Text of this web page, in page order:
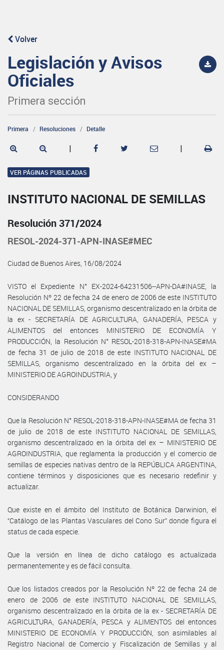
Volver
Legislación y Avisos
Oficiales
Primera sección
Primera Resoluciones Detalle
| |
VER PÁGINAS PUBLICADAS
INSTITUTO NACIONAL DE SEMILLAS
Resolución 371/2024
RESOL-2024-371-APN-INASE#MEC
Ciudad de Buenos Aires, 16/08/2024
VISTO el Expediente N° EX-2024-64231506--APN-DA#INASE, la
Resolución Nº 22 de fecha 24 de enero de 2006 de este INSTITUTO
NACIONAL DE SEMILLAS, organismo descentralizado en la órbita de
la ex - SECRETARÍA DE AGRICULTURA, GANADERÍA, PESCA y
ALIMENTOS del entonces MINISTERIO DE ECONOMÍA Y
PRODUCCIÓN, la Resolución N° RESOL-2018-318-APN-INASE#MA
de fecha 31 de julio de 2018 de este INSTITUTO NACIONAL DE
SEMILLAS, organismo descentralizado en la órbita del ex –
MINISTERIO DE AGROINDUSTRIA, y
CONSIDERANDO
Que la Resolución N° RESOL-2018-318-APN-INASE#MA de fecha 31
de julio de 2018 de este INSTITUTO NACIONAL DE SEMILLAS,
organismo descentralizado en la órbita del ex – MINISTERIO DE
AGROINDUSTRIA, que reglamenta la producción y el comercio de
semillas de especies nativas dentro de la REPÚBLICA ARGENTINA,
contiene términos y disposiciones que es necesario redefinir y
actualizar.
Que existe en el ámbito del Instituto de Botánica Darwinion, el
“Catálogo de las Plantas Vasculares del Cono Sur” donde figura el
status de cada especie.
Que la versión en línea de dicho catálogo es actualizada
permanentemente y es de fácil consulta.
Que los listados creados por la Resolución Nº 22 de fecha 24 de
enero de 2006 de este INSTITUTO NACIONAL DE SEMILLAS,
organismo descentralizado en la órbita de la ex - SECRETARÍA DE
AGRICULTURA, GANADERÍA, PESCA y ALIMENTOS del entonces
MINISTERIO DE ECONOMÍA Y PRODUCCIÓN, son asimilables al
Registro Nacional de Comercio y Fiscalización de Semillas y al